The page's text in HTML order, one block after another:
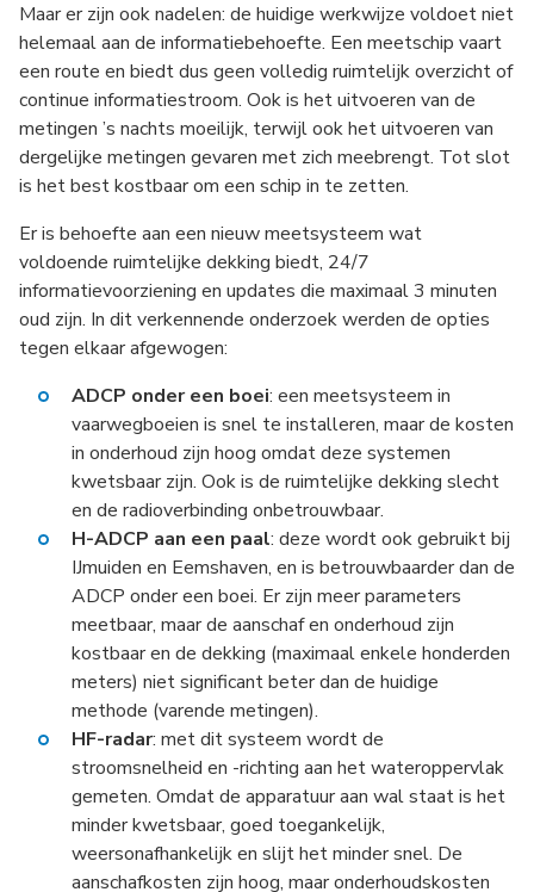
Maar er zijn ook nadelen: de huidige werkwijze voldoet niet
helemaal aan de informatiebehoefte. Een meetschip vaart
een route en biedt dus geen volledig ruimtelijk overzicht of
continue informatiestroom. Ook is het uitvoeren van de
metingen ’s nachts moeilijk, terwijl ook het uitvoeren van
dergelijke metingen gevaren met zich meebrengt. Tot slot
is het best kostbaar om een schip in te zetten.
Er is behoefte aan een nieuw meetsysteem wat
voldoende ruimtelijke dekking biedt, 24/7
informatievoorziening en updates die maximaal 3 minuten
oud zijn. In dit verkennende onderzoek werden de opties
tegen elkaar afgewogen:
ADCP onder een boei: een meetsysteem in
vaarwegboeien is snel te installeren, maar de kosten
in onderhoud zijn hoog omdat deze systemen
kwetsbaar zijn. Ook is de ruimtelijke dekking slecht
en de radioverbinding onbetrouwbaar.
H-ADCP aan een paal: deze wordt ook gebruikt bij
IJmuiden en Eemshaven, en is betrouwbaarder dan de
ADCP onder een boei. Er zijn meer parameters
meetbaar, maar de aanschaf en onderhoud zijn
kostbaar en de dekking (maximaal enkele honderden
meters) niet significant beter dan de huidige
methode (varende metingen).
HF-radar: met dit systeem wordt de
stroomsnelheid en -richting aan het wateroppervlak
gemeten. Omdat de apparatuur aan wal staat is het
minder kwetsbaar, goed toegankelijk,
weersonafhankelijk en slijt het minder snel. De
aanschafkosten zijn hoog, maar onderhoudskosten